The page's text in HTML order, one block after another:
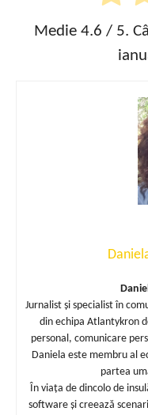
Medie 4.6 / 5.
Jurnalist și specialist în
din echipa Atlantykron
personal, comunicare
Daniela este membru al
partea
În viața de dincolo de
software și creează